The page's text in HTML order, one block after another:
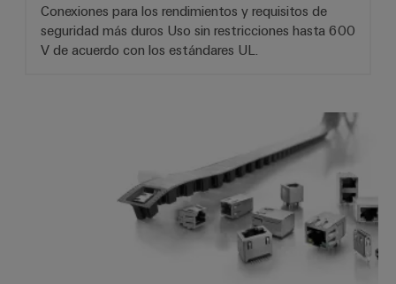
Conexiones para los rendimientos y requisitos de
seguridad más duros Uso sin restricciones hasta 600
V de acuerdo con los estándares UL.